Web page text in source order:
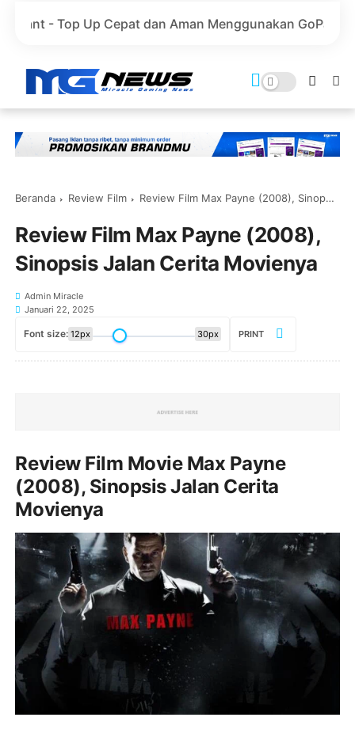
Cepat dan Aman Menggunakan GoPay Marvel Rivals
Beranda Review Film Review Film Max Payne (2008), Sinopsis Jalan Cerita Movienya
Review Film Max Payne (2008),
Sinopsis Jalan Cerita Movienya
Admin Miracle
Januari 22, 2025
Font size: 12px 30px PRINT
Review Film Movie Max Payne
(2008), Sinopsis Jalan Cerita
Movienya